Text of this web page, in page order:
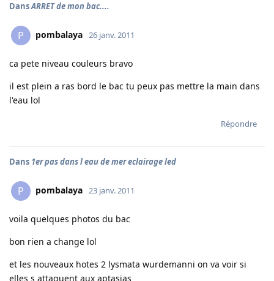
DansARRET de mon bac....
P pombalaya 26 janv. 2011
ca pete niveau couleurs bravo
il est plein a ras bord le bac tu peux pas mettre la main dans
l'eau lol
Répondre
Dans 1er pas dans l eau de mer eclairage led
P pombalaya 23 janv. 2011
voila quelques photos du bac
bon rien a change lol
et les nouveaux hotes 2 lysmata wurdemanni on va voir si
elles s attaquent aux aptasias